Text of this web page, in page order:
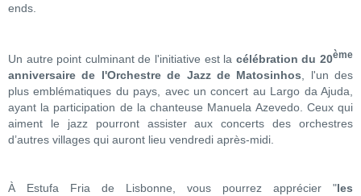
ends.
Un autre point culminant de l'initiative est la célébration du 20ème
anniversaire de l'Orchestre de Jazz de Matosinhos , l'un des
plus emblématiques du pays, avec un concert au Largo da Ajuda,
ayant la participation de la chanteuse Manuela Azevedo. Ceux qui
aiment le jazz pourront assister aux concerts des orchestres
d’autres villages qui auront lieu vendredi après-midi.
À Estufa Fria de Lisbonne, vous pourrez apprécier "les